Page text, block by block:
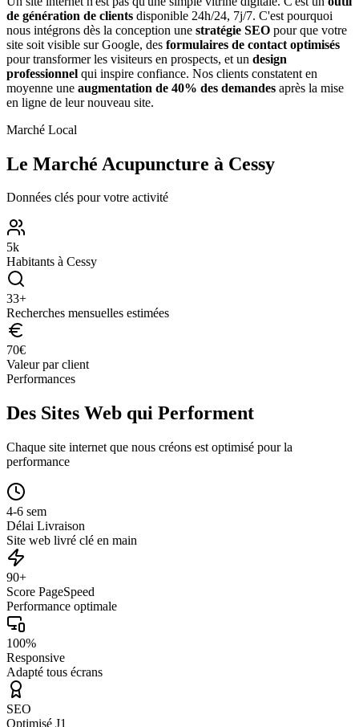
de génération de clients disponible 24h/24, 7j/7. C'est pourquoi
nous intégrons dès la conception une stratégie SEO pour que votre
site soit visible sur Google, des formulaires de contact optimisés
pour transformer les visiteurs en prospects, et un design
professionnel qui inspire confiance. Nos clients constatent en
moyenne une augmentation de 40% des demandes après la mise
en ligne de leur nouveau site.
Marché Local
Le Marché Acupuncture à Cessy
Données clés pour votre activité
5k
Habitants à Cessy
33+
Recherches mensuelles estimées
70€
Valeur par client
Performances
Des Sites Web qui Performent
Chaque site internet que nous créons est optimisé pour la
performance
4-6 sem
Délai Livraison
Site web livré clé en main
90+
Score PageSpeed
Performance optimale
100%
Responsive
Adapté tous écrans
SEO
Optimisé J1